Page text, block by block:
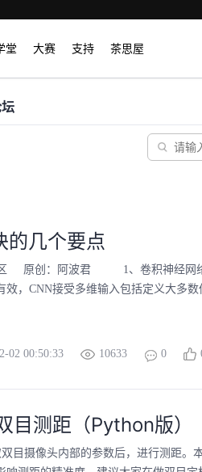
堂 大赛 支持 茶思屋
的几个要点
区 原创：阿波君 1、卷积神经网络
效，CNN接受多维输入包括定义大多
02 00:50:33 10633 0
目测距（Python版）
目摄像头内部的参数后，进行测距。